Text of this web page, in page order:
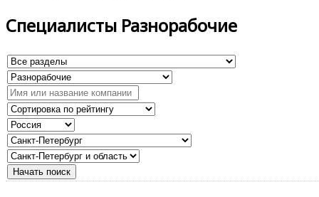
Специалисты Разнорабочие